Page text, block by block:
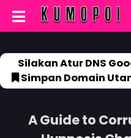
Silakan Atur DNS
Simpan Domain
A Guide to